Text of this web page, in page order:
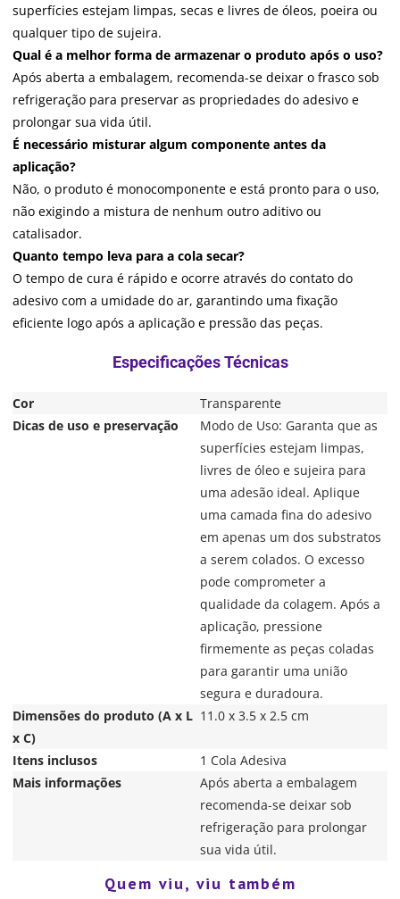
superfícies estejam limpas, secas e livres de óleos, poeira ou
qualquer tipo de sujeira.
Qual é a melhor forma de armazenar o produto após o uso?
Após aberta a embalagem, recomenda-se deixar o frasco sob
refrigeração para preservar as propriedades do adesivo e
prolongar sua vida útil.
É necessário misturar algum componente antes da
aplicação?
Não, o produto é monocomponente e está pronto para o uso,
não exigindo a mistura de nenhum outro aditivo ou
catalisador.
Quanto tempo leva para a cola secar?
O tempo de cura é rápido e ocorre através do contato do
adesivo com a umidade do ar, garantindo uma fixação
eficiente logo após a aplicação e pressão das peças.
Cor
Transparente
Dicas de uso e preservação
Modo de Uso: Garanta que as
superfícies estejam limpas,
livres de óleo e sujeira para
uma adesão ideal. Aplique
uma camada fina do adesivo
em apenas um dos substratos
a serem colados. O excesso
pode comprometer a
qualidade da colagem. Após a
aplicação, pressione
firmemente as peças coladas
para garantir uma união
segura e duradoura.
Dimensões do produto (A x L
x C)
11.0 x 3.5 x 2.5 cm
Itens inclusos
1 Cola Adesiva
Mais informações
Após aberta a embalagem
recomenda-se deixar sob
refrigeração para prolongar
sua vida útil.
Quem viu, viu também